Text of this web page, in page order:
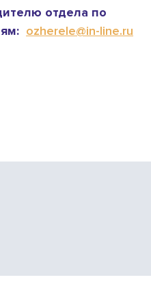
отдела по
ozherele@in-line.ru